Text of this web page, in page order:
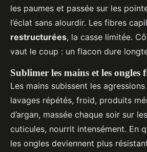
les paumes et passée sur les
l’éclat sans alourdir. Les fibres
restructurées, la casse limitée.
vaut le coup : un flacon dure
Sublimer les mains et les ongles
Les mains subissent les
lavages répétés, froid, produits
d’argan, massée chaque soir sur
cuticules, nourrit intensément. En
les ongles deviennent plus